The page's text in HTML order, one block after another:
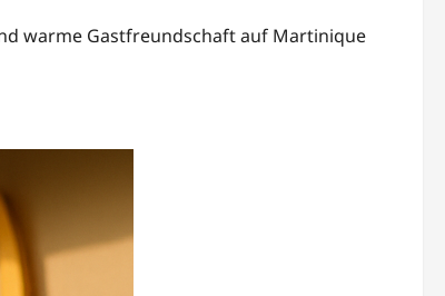
warme Gastfreundschaft auf Martinique